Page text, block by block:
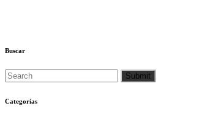
Buscar
Categorías